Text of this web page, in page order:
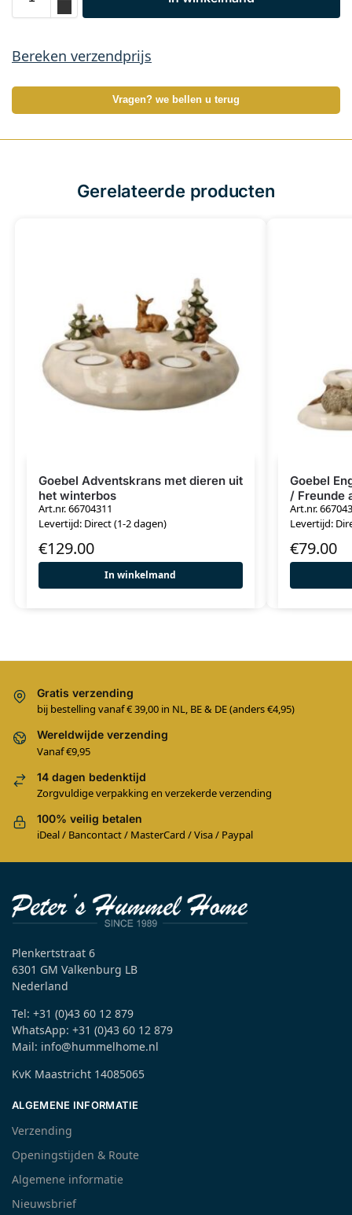
Bereken verzendprijs
Vragen? we bellen u terug
Gerelateerde producten
Goebel Adventskrans met dieren uit
het winterbos
Art.nr. 66704311
Levertijd: Direct (1-2 dagen)
€129.00
In winkelmand
Goebel
/ Freunde
Art.nr.
Levertijd:
€79.00
Gratis verzending
bij bestelling vanaf € 39,00 in NL, BE & DE (anders €4,95)
Wereldwijde verzending
Vanaf €9,95
14 dagen bedenktijd
Zorgvuldige verpakking en verzekerde verzending
100% veilig betalen
iDeal / Bancontact / MasterCard / Visa / Paypal
Plenkertstraat 6
6301 GM Valkenburg LB
Nederland
Tel: +31 (0)43 60 12 879
WhatsApp: +31 (0)43 60 12 879
Mail: info@hummelhome.nl
KvK Maastricht 14085065
ALGEMENE INFORMATIE
Verzending
Openingstijden & Route
Algemene informatie
Nieuwsbrief